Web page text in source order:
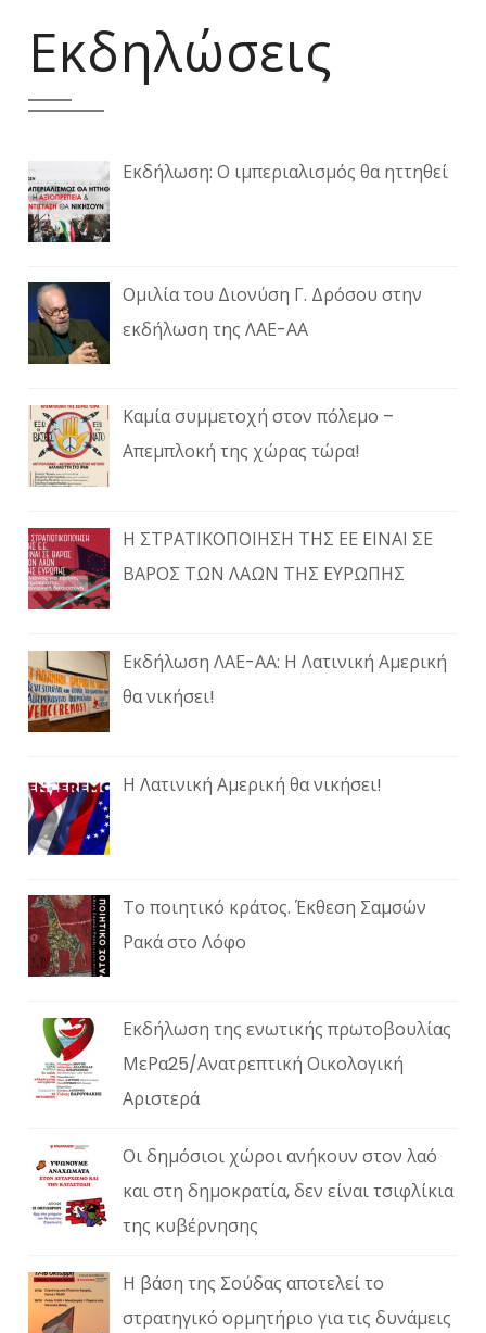
Εκδηλώσεις
Εκδήλωση: Ο ιμπεριαλισμός θα ηττηθεί
Ομιλία του Διονύση Γ. Δρόσου στην
εκδήλωση της ΛΑΕ-ΑΑ
Καμία συμμετοχή στον πόλεμο –
Απεμπλοκή της χώρας τώρα!
Η ΣΤΡΑΤΙΚΟΠΟΙΗΣΗ ΤΗΣ ΕΕ ΕΙΝΑΙ ΣΕ
ΒΑΡΟΣ ΤΩΝ ΛΑΩΝ ΤΗΣ ΕΥΡΩΠΗΣ
Εκδήλωση ΛΑΕ-ΑΑ: Η Λατινική Αμερική
θα νικήσει!
Η Λατινική Αμερική θα νικήσει!
Το ποιητικό κράτος. Έκθεση Σαμσών
Ρακά στο Λόφο
Εκδήλωση της ενωτικής πρωτοβουλίας
ΜεΡα25/Ανατρεπτική Οικολογική
Αριστερά
Οι δημόσιοι χώροι ανήκουν στον λαό
και στη δημοκρατία, δεν είναι τσιφλίκια
της κυβέρνησης
Η βάση της Σούδας αποτελεί το
στρατηγικό ορμητήριο για τις δυνάμεις